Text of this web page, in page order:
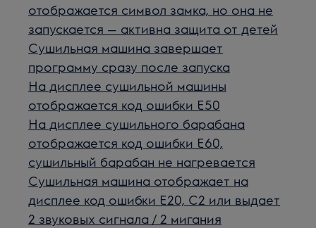
отображается символ замка, но она не
запускается — активна защита от детей
Сушильная машина завершает
программу сразу после запуска
На дисплее сушильной машины
отображается код ошибки E50
На дисплее сушильного барабана
отображается код ошибки E60,
сушильный барабан не нагревается
Сушильная машина отображает на
дисплее код ошибки E20, C2 или выдает
2 звуковых сигнала / 2 мигания